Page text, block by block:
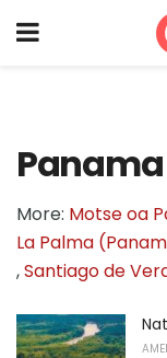
Panama
More: Motse oa
La Palma
,Santiago de